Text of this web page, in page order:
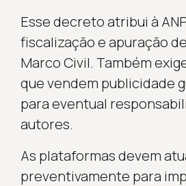
Esse decreto atribui à
fiscalização e apuração
Marco Civil. Também
que vendem publicidade
para eventual
autores.
As plataformas devem
preventivamente para